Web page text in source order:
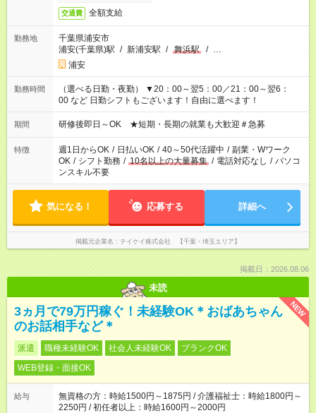
交通費 全額支給
勤務地
千葉県浦安市
浦安(千葉県)駅 / 新浦安駅 / 舞浜駅 / …
浦安
勤務時間
（選べる日勤・夜勤） ▼20：00～翌5：00／21：00～翌6：
00 など 日勤シフトもございます！自由に選べます！
期間 研修後即日～OK ★短期・長期の就業も大歓迎＃急募
特徴 週1日からOK / 日払いOK / 40～50代活躍中 / 副業・Wワーク
OK / シフト勤務 / 10名以上の大量募集 / 電話対応なし / パソコ
ンスキル不要
気になる！ 応募する 詳細へ
掲載元企業名 テイケイ株式会社 【千葉・埼玉エリア】
掲載日：2026.08.06
未読
NEW
3ヵ月で79万円稼ぐ！未経験OK＊おばあちゃん
のお話相手など＊
派遣 職種未経験OK 社会人未経験OK
ブランクOK
WEB登録・面接OK
給与
無資格の方：時給1500円～1875円 / 介護福祉士：時給1800円～
2250円 / 初任者以上：時給1600円～2000円